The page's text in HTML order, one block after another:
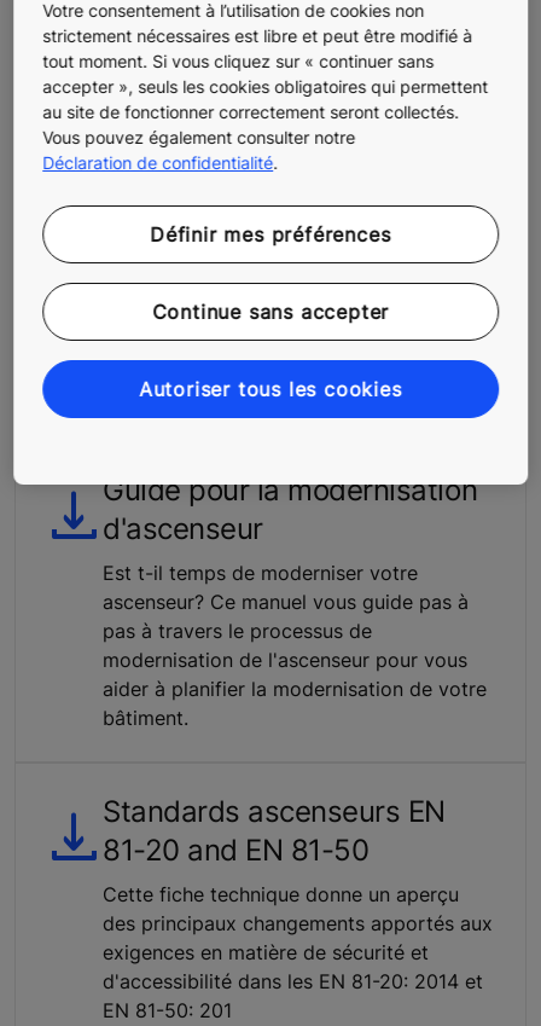
Créez le design intérieur de votre
ascenseur Choisissez un thème dans la
collection KONE Design ou associez des
matériaux, éclairages et accessoires pour
créer un aspect unique.
KONE COMBISPACE™
Conçu en vue d’une installation simple et
rapide dans des immeubles résidentiels
existants, le nouveau KONE CombiSpace™
offre la combinaison parfaite pour
répondre aux besoins de votre bâtiment.
Guide pour la modernisation
d'ascenseur
Est t-il temps de moderniser votre
ascenseur? Ce manuel vous guide pas à
pas à travers le processus de
modernisation de l'ascenseur pour vous
aider à planifier la modernisation de votre
bâtiment.
Standards ascenseurs EN
81-20 and EN 81-50
Cette fiche technique donne un aperçu
des principaux changements apportés aux
exigences en matière de sécurité et
d'accessibilité dans les EN 81-20: 2014 et
EN 81-50: 201
Votre consentement à l’utilisation de cookies non
strictement nécessaires est libre et peut être modifié à
tout moment. Si vous cliquez sur « continuer sans
accepter », seuls les cookies obligatoires qui permettent
au site de fonctionner correctement seront collectés.
Vous pouvez également consulter notre
Déclaration de confidentialité.
Définir mes préférences
Continue sans accepter
Autoriser tous les cookies